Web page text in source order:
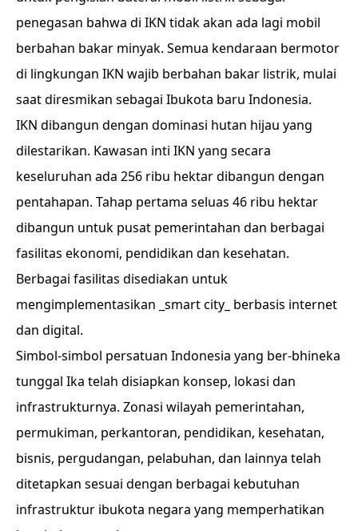
penegasan bahwa di IKN tidak akan ada lagi mobil
berbahan bakar minyak. Semua kendaraan bermotor
di lingkungan IKN wajib berbahan bakar listrik, mulai
saat diresmikan sebagai Ibukota baru Indonesia.
IKN dibangun dengan dominasi hutan hijau yang
dilestarikan. Kawasan inti IKN yang secara
keseluruhan ada 256 ribu hektar dibangun dengan
pentahapan. Tahap pertama seluas 46 ribu hektar
dibangun untuk pusat pemerintahan dan berbagai
fasilitas ekonomi, pendidikan dan kesehatan.
Berbagai fasilitas disediakan untuk
mengimplementasikan _smart city_ berbasis internet
dan digital.
Simbol-simbol persatuan Indonesia yang ber-bhineka
tunggal Ika telah disiapkan konsep, lokasi dan
infrastrukturnya. Zonasi wilayah pemerintahan,
permukiman, perkantoran, pendidikan, kesehatan,
bisnis, pergudangan, pelabuhan, dan lainnya telah
ditetapkan sesuai dengan berbagai kebutuhan
infrastruktur ibukota negara yang memperhatikan